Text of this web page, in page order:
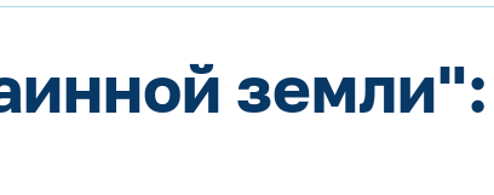
земли":